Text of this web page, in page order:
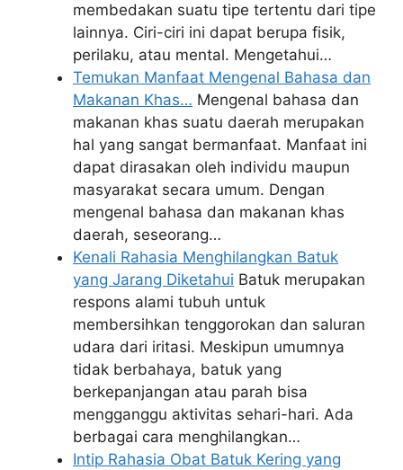
membedakan suatu tipe tertentu dari tipe
lainnya. Ciri-ciri ini dapat berupa fisik,
perilaku, atau mental. Mengetahui…
Temukan Manfaat Mengenal Bahasa dan
Makanan Khas… Mengenal bahasa dan
makanan khas suatu daerah merupakan
hal yang sangat bermanfaat. Manfaat ini
dapat dirasakan oleh individu maupun
masyarakat secara umum. Dengan
mengenal bahasa dan makanan khas
daerah, seseorang…
Kenali Rahasia Menghilangkan Batuk
yang Jarang Diketahui Batuk merupakan
respons alami tubuh untuk
membersihkan tenggorokan dan saluran
udara dari iritasi. Meskipun umumnya
tidak berbahaya, batuk yang
berkepanjangan atau parah bisa
mengganggu aktivitas sehari-hari. Ada
berbagai cara menghilangkan…
Intip Rahasia Obat Batuk Kering yang